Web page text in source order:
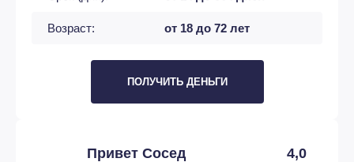
Возраст: от 18 до 72 лет
ПОЛУЧИТЬ ДЕНЬГИ
Привет Сосед 4,0